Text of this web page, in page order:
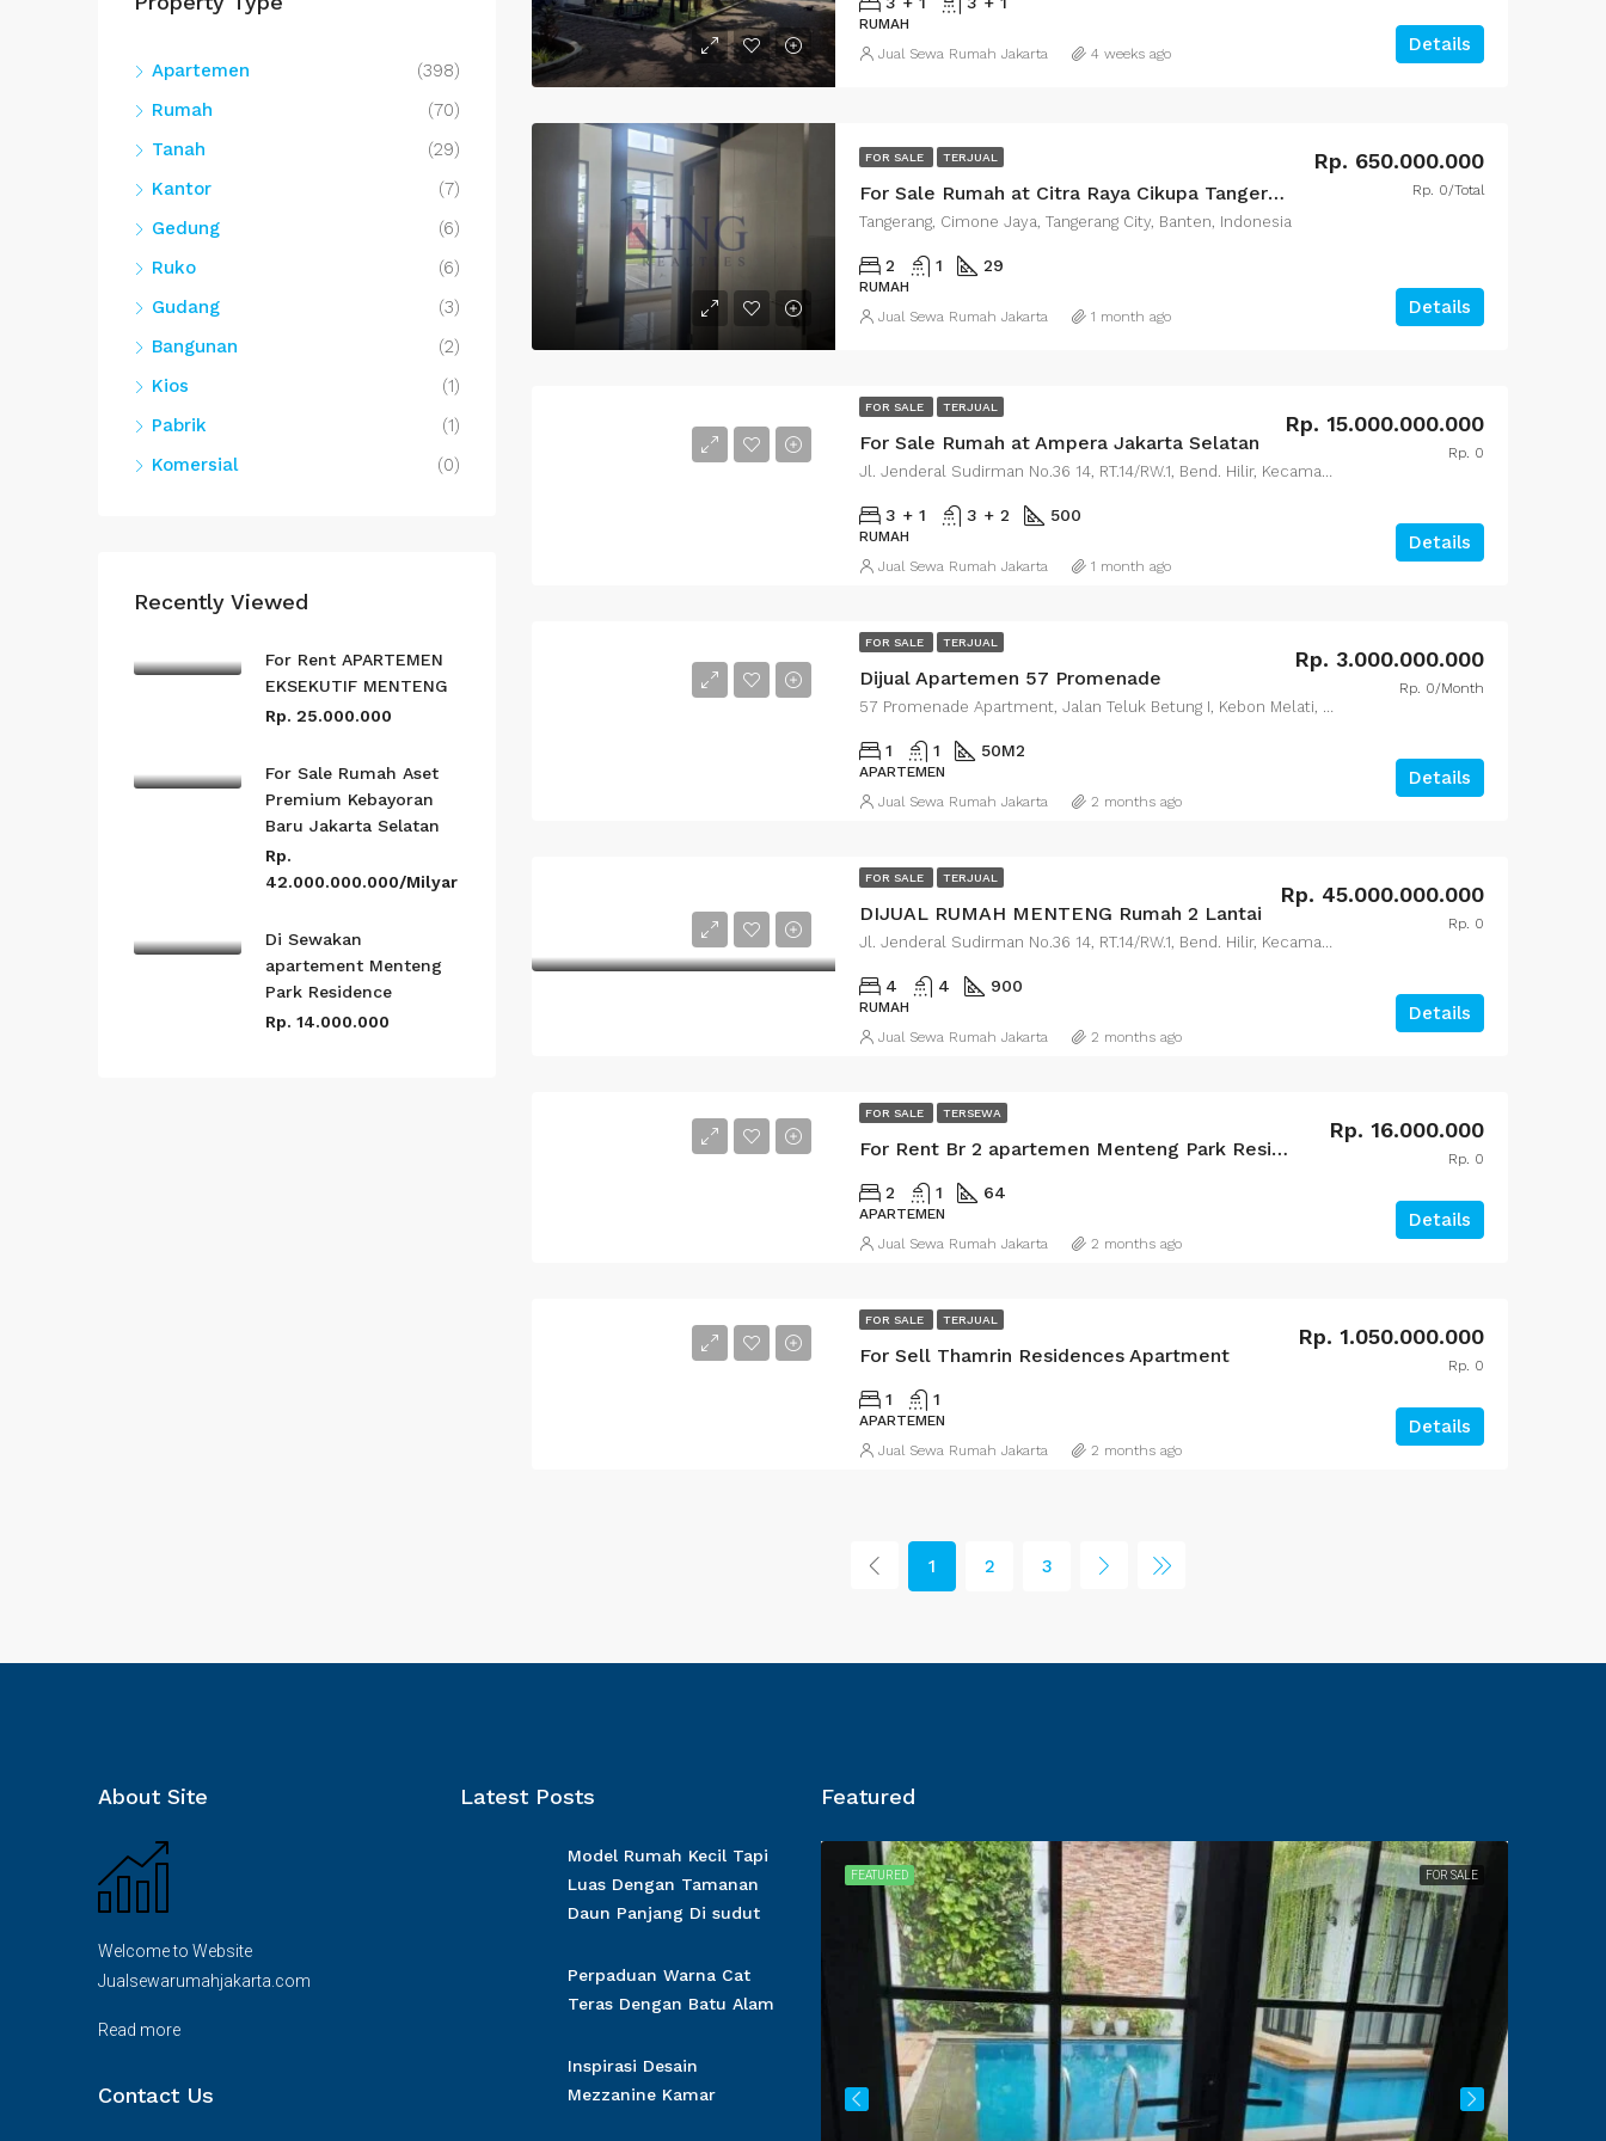
RUMAH
Details
Jual Sewa Rumah Jakarta 4 weeks ago
FOR SALE TERJUAL
For Sale Rumah at Citra Raya Cikupa Tangerang
Rp. 650.000.000
Rp. 0/Total
Tangerang, Cimone Jaya, Tangerang City, Banten, Indonesia
2 1 29
RUMAH
Details
Jual Sewa Rumah Jakarta 1 month ago
FOR SALE TERJUAL
For Sale Rumah at Ampera Jakarta Selatan
Rp. 15.000.000.000
Rp. 0
Jl. Jenderal Sudirman No.36 14, RT.14/RW.1, Bend. Hilir, Kecamatan Tanah Abang, Kota Jakarta Pusat, Daerah Khusus Ibukota Jakarta 10210
3 + 1 3 + 2 500
RUMAH Details
Jual Sewa Rumah Jakarta 1 month ago
FOR SALE TERJUAL
Dijual Apartemen 57 Promenade
Rp. 3.000.000.000
Rp. 0/Month
57 Promenade Apartment, Jalan Teluk Betung I, Kebon Melati, Central Jakarta City, Jakarta, Indonesia
1 1 50M2
APARTEMEN Details
Jual Sewa Rumah Jakarta 2 months ago
FOR SALE TERJUAL
DIJUAL RUMAH MENTENG Rumah 2 Lantai
Rp. 45.000.000.000
Rp. 0
Jl. Jenderal Sudirman No.36 14, RT.14/RW.1, Bend. Hilir, Kecamatan Tanah Abang, Kota Jakarta Pusat, Daerah Khusus Ibukota Jakarta 10210
4 4 900
RUMAH Details
Jual Sewa Rumah Jakarta 2 months ago
FOR SALE TERSEWA
For Rent Br 2 apartemen Menteng Park Residence
Rp. 16.000.000
Rp. 0
2 1 64
APARTEMEN Details
Jual Sewa Rumah Jakarta 2 months ago
FOR SALE TERJUAL
For Sell Thamrin Residences Apartment
Rp. 1.050.000.000
Rp. 0
1 1
APARTEMEN Details
Jual Sewa Rumah Jakarta 2 months ago
1 2 3
Apartemen
(398)
Rumah
(70)
Tanah
(29)
Kantor
(7)
Gedung
(6)
Ruko
(6)
Gudang
(3)
Bangunan
(2)
Kios
(1)
Pabrik
(1)
Komersial
(0)
Recently Viewed
For Rent APARTEMEN
EKSEKUTIF MENTENG
Rp. 25.000.000
For Sale Rumah Aset
Premium Kebayoran
Baru Jakarta Selatan
Rp.
42.000.000.000/Milyar
Di Sewakan
apartement Menteng
Park Residence
Rp. 14.000.000
About Site
Welcome to Website
Jualsewarumahjakarta.com
Read more
Contact Us
Latest Posts
Model Rumah Kecil Tapi
Luas Dengan Tamanan
Daun Panjang Di sudut
Perpaduan Warna Cat
Teras Dengan Batu Alam
Inspirasi Desain
Mezzanine Kamar
Featured
Rp. 12.500.000.000/Nego
FOR SALE
FEATURED